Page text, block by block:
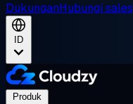
DukunganHubungi sales
ID